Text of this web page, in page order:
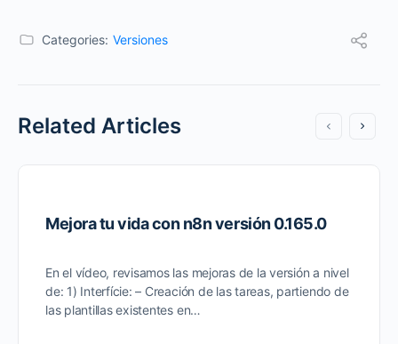
Categories: Versiones
Related Articles
Mejora tu vida con n8n versión 0.165.0
En el vídeo, revisamos las mejoras de la versión a nivel
de: 1) Interfície: – Creación de las tareas, partiendo de
las plantillas existentes en…